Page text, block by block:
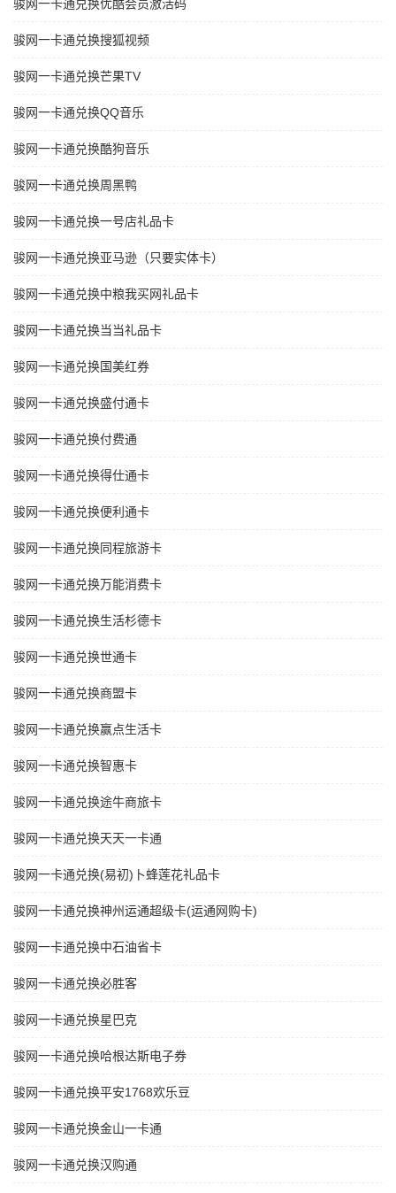
骏网一卡通兑换优酷会员激活码
骏网一卡通兑换搜狐视频
骏网一卡通兑换芒果TV
骏网一卡通兑换QQ音乐
骏网一卡通兑换酷狗音乐
骏网一卡通兑换周黑鸭
骏网一卡通兑换一号店礼品卡
骏网一卡通兑换亚马逊（只要实体卡）
骏网一卡通兑换中粮我买网礼品卡
骏网一卡通兑换当当礼品卡
骏网一卡通兑换国美红券
骏网一卡通兑换盛付通卡
骏网一卡通兑换付费通
骏网一卡通兑换得仕通卡
骏网一卡通兑换便利通卡
骏网一卡通兑换同程旅游卡
骏网一卡通兑换万能消费卡
骏网一卡通兑换生活杉德卡
骏网一卡通兑换世通卡
骏网一卡通兑换商盟卡
骏网一卡通兑换赢点生活卡
骏网一卡通兑换智惠卡
骏网一卡通兑换途牛商旅卡
骏网一卡通兑换天天一卡通
骏网一卡通兑换(易初)卜蜂莲花礼品卡
骏网一卡通兑换神州运通超级卡(运通网购卡)
骏网一卡通兑换中石油省卡
骏网一卡通兑换必胜客
骏网一卡通兑换星巴克
骏网一卡通兑换哈根达斯电子券
骏网一卡通兑换平安1768欢乐豆
骏网一卡通兑换金山一卡通
骏网一卡通兑换汉购通